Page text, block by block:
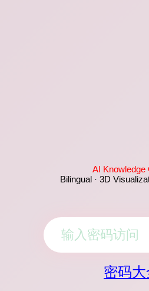
AI Knowledge
Bilingual · 3D
密码大